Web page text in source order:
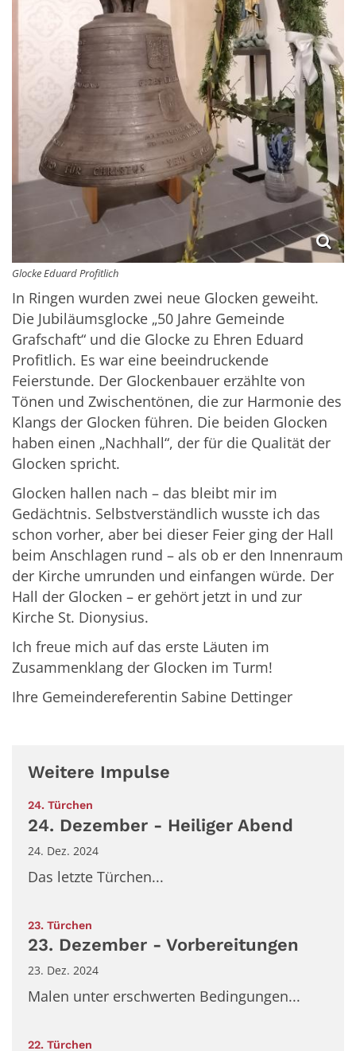
Glocke Eduard Profitlich
In Ringen wurden zwei neue Glocken geweiht.
Die Jubiläumsglocke „50 Jahre Gemeinde
Grafschaft“ und die Glocke zu Ehren Eduard
Profitlich. Es war eine beeindruckende
Feierstunde. Der Glockenbauer erzählte von
Tönen und Zwischentönen, die zur Harmonie des
Klangs der Glocken führen. Die beiden Glocken
haben einen „Nachhall“, der für die Qualität der
Glocken spricht.
Glocken hallen nach – das bleibt mir im
Gedächtnis. Selbstverständlich wusste ich das
schon vorher, aber bei dieser Feier ging der Hall
beim Anschlagen rund – als ob er den Innenraum
der Kirche umrunden und einfangen würde. Der
Hall der Glocken – er gehört jetzt in und zur
Kirche St. Dionysius.
Ich freue mich auf das erste Läuten im
Zusammenklang der Glocken im Turm!
Ihre Gemeindereferentin Sabine Dettinger
Weitere Impulse
24. Türchen
24. Dezember - Heiliger Abend
24. Dez. 2024
Das letzte Türchen...
23. Türchen
23. Dezember - Vorbereitungen
23. Dez. 2024
Malen unter erschwerten Bedingungen...
22. Türchen